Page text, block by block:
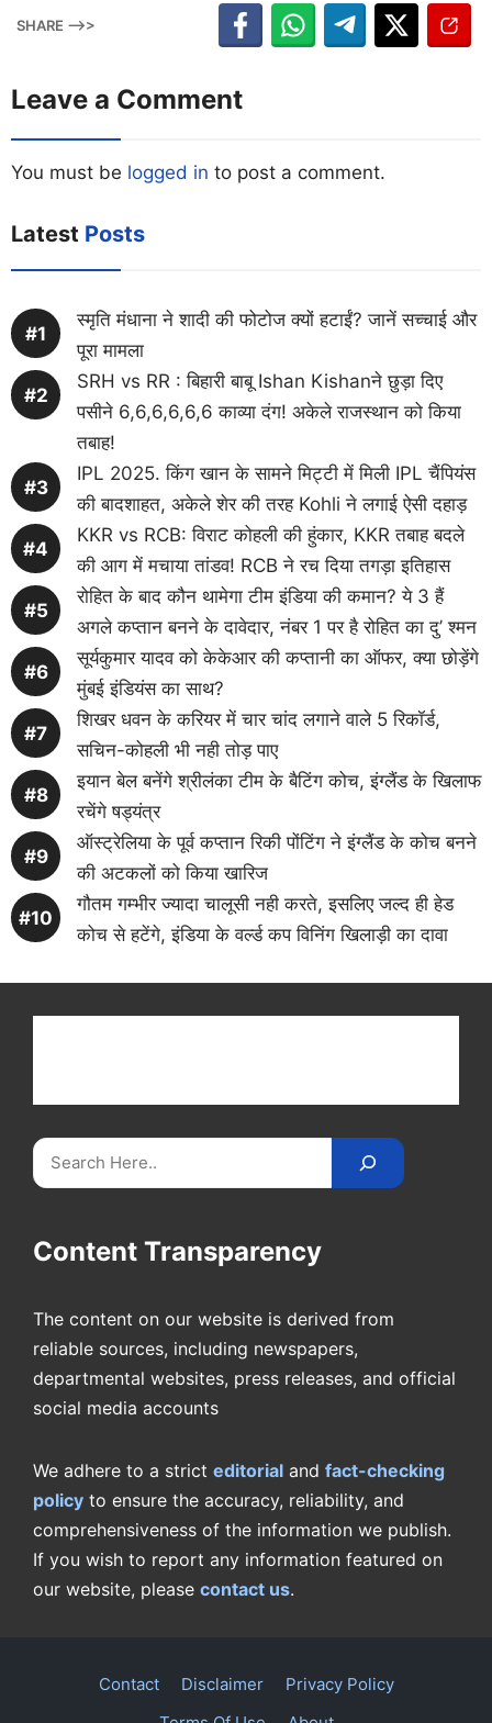
SHARE -->>
Leave a Comment
You must be logged in to post a comment.
Latest Posts
स्मृति मंधाना ने शादी की फोटोज क्यों हटाईं? जानें सच्चाई और
पूरा मामला
SRH vs RR : बिहारी बाबू Ishan Kishanने छुड़ा दिए
पसीने 6,6,6,6,6,6 काव्या दंग! अकेले राजस्थान को किया
तबाह!
IPL 2025. किंग खान के सामने मिट्टी में मिली IPL चैंपियंस
की बादशाहत, अकेले शेर की तरह Kohli ने लगाई ऐसी दहाड़
KKR vs RCB: विराट कोहली की हुंकार, KKR तबाह बदले
की आग में मचाया तांडव! RCB ने रच दिया तगड़ा इतिहास
रोहित के बाद कौन थामेगा टीम इंडिया की कमान? ये 3 हैं
अगले कप्तान बनने के दावेदार, नंबर 1 पर है रोहित का दु’ श्मन
सूर्यकुमार यादव को केकेआर की कप्तानी का ऑफर, क्या छोड़ेंगे
मुंबई इंडियंस का साथ?
शिखर धवन के करियर में चार चांद लगाने वाले 5 रिकॉर्ड,
सचिन-कोहली भी नही तोड़ पाए
इयान बेल बनेंगे श्रीलंका टीम के बैटिंग कोच, इंग्लैंड के खिलाफ
रचेंगे षड्यंत्र
ऑस्ट्रेलिया के पूर्व कप्तान रिकी पोंटिंग ने इंग्लैंड के कोच बनने
की अटकलों को किया खारिज
गौतम गम्भीर ज्यादा चालूसी नही करते, इसलिए जल्द ही हेड
कोच से हटेंगे, इंडिया के वर्ल्ड कप विनिंग खिलाड़ी का दावा
Search
Content Transparency
The content on our website is derived from
reliable sources, including newspapers,
departmental websites, press releases, and official
social media accounts
We adhere to a strict editorial and fact-checking
policy to ensure the accuracy, reliability, and
comprehensiveness of the information we publish.
If you wish to report any information featured on
our website, please contact us.
Contact Disclaimer
Privacy Policy